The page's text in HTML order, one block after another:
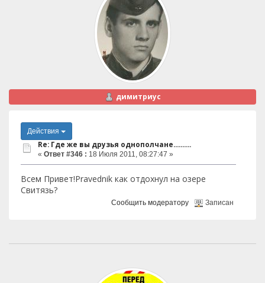
димитриус
Действия
Re: Где же вы друзья однополчане..........
« Ответ #346 : 18 Июля 2011, 08:27:47 »
Всем Привет!Pravednik как отдохнул на озере
Свитязь?
Сообщить модератору Записан